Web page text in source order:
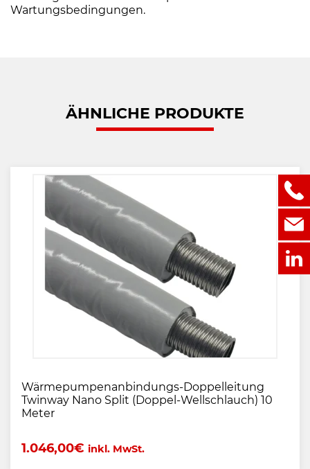
Wartungsbedingungen.
ÄHNLICHE PRODUKTE
Wärmepumpenanbindungs-Doppelleitung
Twinway Nano Split (Doppel-Wellschlauch) 10
Meter
1.046,00€ inkl. MwSt.